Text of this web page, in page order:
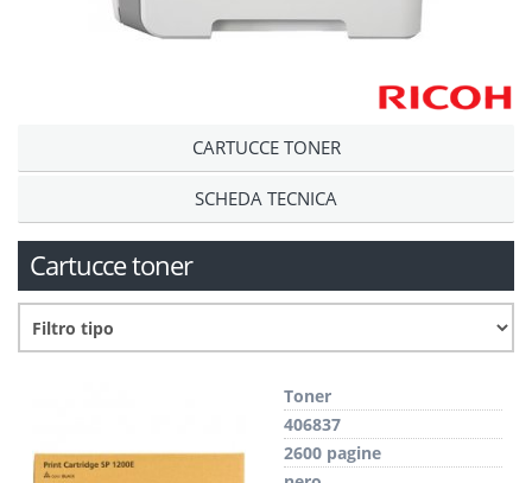
CARTUCCE TONER
SCHEDA TECNICA
Cartucce toner
Toner
406837
2600 pagine